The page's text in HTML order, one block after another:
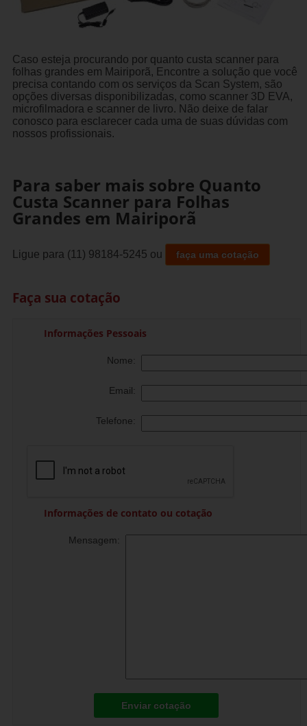
Caso esteja procurando por quanto custa scanner para
folhas grandes em Mairiporã, Encontre a solução que você
precisa contando com os serviços da Scan System, são
opções diversas disponibilizadas, como scanner 3D EVA,
microfilmadora e scanner de livro. Não deixe de falar
conosco para esclarecer cada uma de suas dúvidas com
nossos profissionais.
Para saber mais sobre Quanto
Custa Scanner para Folhas
Grandes em Mairiporã
Ligue para (11) 98184-5245 ou faça uma cotação
Faça sua cotação
Informações Pessoais
Nome:
Email:
Telefone:
Informações de contato ou cotação
Mensagem:
Enviar cotação